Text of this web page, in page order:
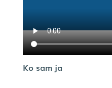
Ko sam ja